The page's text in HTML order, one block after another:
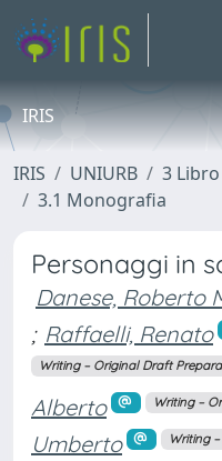
IRIS
IRIS UNIURB
3
3.1 Monografia
Personaggi in
Danese, Roberto
; Raffaelli, Renato
Writing – Original Draft
Alberto
Writing –
Umberto
Writing